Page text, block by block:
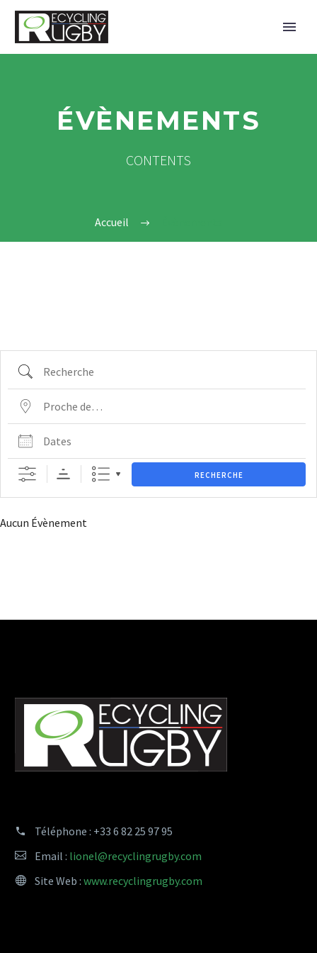
ÉVÈNEMENTS
CONTENTS
Accueil
RECHERCHE
Aucun Évènement
Téléphone : +33 6 82 25 97 95
Email : lionel@recyclingrugby.com
Site Web : www.recyclingrugby.com